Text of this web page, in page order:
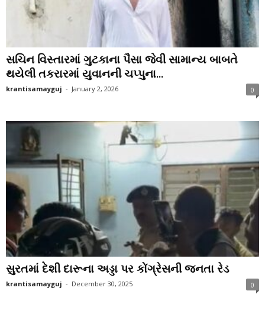
સચિન વિસ્તારમાં ગુટકાના પૈસા જેવી સામાન્ય બાબતે
થયેલી તકરારમાં યુવાનની ચપ્પુના...
krantisamayguj - January 2, 2026 0
સુરતમાં દેશી દારૂના અડ્ડા પર કોંગ્રેસની જનતા રેડ
krantisamayguj - December 30, 2025 0